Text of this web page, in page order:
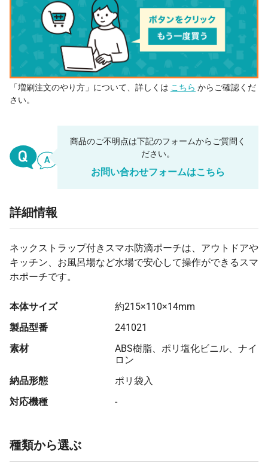
「増刷注文のやり方」について、詳しくは こちら からご確認くだ
さい。
商品のご不明点は下記のフォームからご質問く
ださい。
お問い合わせフォームはこちら
詳細情報
ネックストラップ付きスマホ防滴ポーチは、アウトドアや
キッチン、お風呂場など水場で安心して操作ができるスマ
ホポーチです。
本体サイズ
約215×110×14mm
製品型番
241021
素材
ABS樹脂、ポリ塩化ビニル、ナイ
ロン
納品形態
ポリ袋入
対応機種
-
種類から選ぶ